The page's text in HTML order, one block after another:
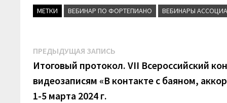
k
l
s
n
i
k
i
МЕТКИ ВЕБИНАР ПО ФОРТЕПИАНО ВЕБИНАРЫ
Навигация
по
записям
ПРЕДЫДУЩАЯ ЗАПИСЬ
запись:
Итоговый протокол. VII Всероссийский
видеозаписям «В контакте с баяном,
1-5 марта 2024 г.